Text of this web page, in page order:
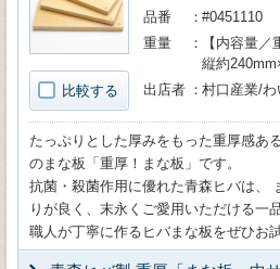
比較する
品番
#0451110
重量
【内容量／
縦約
出店者
村口産業/わ
たっぷりとした厚みをもった重厚感あ
のまな板「重厚！まな板」です。
抗菌・殺菌作用に優れた青森ヒバは、
りが良く、末永くご愛用いただける一品
職人が丁寧に作るヒバまな板をぜひお